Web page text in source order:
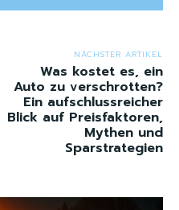
NÄCHSTER ARTIKEL
Was kostet es, ein
Auto zu verschrotten?
Ein aufschlussreicher
Blick auf Preisfaktoren,
Mythen und
Sparstrategien